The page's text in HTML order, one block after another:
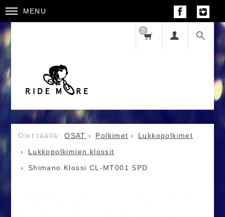
MENU
0
OSAT Polkimet
Lukkopolkimet
Lukkopolkimien klossit
Shimano Klossi CL-MT001 SPD